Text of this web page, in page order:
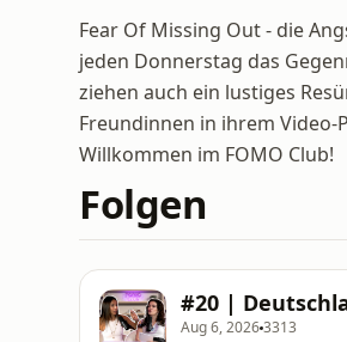
Fear Of Missing Out - die
jeden Donnerstag das
ziehen auch ein lustiges
Freundinnen in ihrem Video-
Willkommen im FOMO Club!
Folgen
#20 |
Aug 6, 20263313